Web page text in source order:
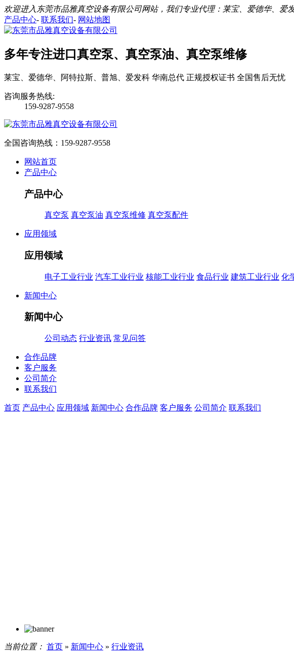
欢迎进入东莞市品雅真空设备有限公司网站，我们专业代理：莱宝、爱德华、爱
产品中心- 联系我们- 网站地图
多年专注进口真空泵、真空泵油、真空泵维修
莱宝、爱德华、阿特拉斯、普旭、爱发科 华南总代 正规授权证书 全国售后无忧
咨询服务热线:
159-9287-9558
全国咨询热线： 159-9287-9558
网站首页
产品中心
产品中心
真空泵 真空泵油 真空泵维修 真空泵配件
应用领域
应用领域
电子工业行业 汽车工业行业 核能工业行业 食品行业 建筑工业行业 化
新闻中心
新闻中心
公司动态 行业资讯 常见问答
合作品牌
客户服务
公司简介
联系我们
首页 产品中心 应用领域 新闻中心 合作品牌 客户服务 公司简介 联系我们
当前位置： 首页 » 新闻中心 » 行业资讯